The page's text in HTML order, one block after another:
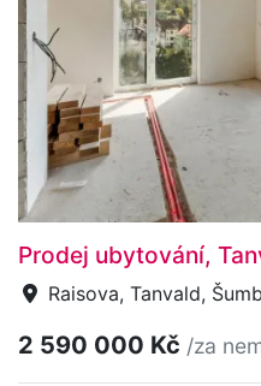
Prodej ubytování,
Raisova, Tanvald,
2 590 000 Kč /za